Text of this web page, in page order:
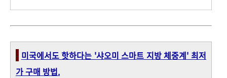
- 미국에서도 핫하다는 '샤오미 스마트 지방 체중계' 최저
가 구매 방법.